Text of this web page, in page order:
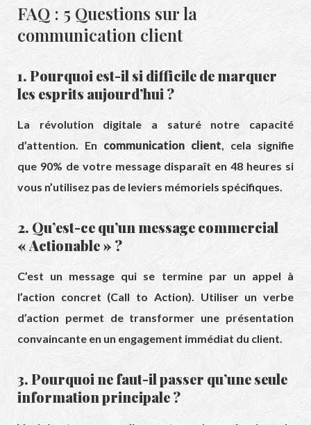
FAQ : 5 Questions sur la
communication client
1. Pourquoi est-il si difficile de marquer
les esprits aujourd’hui ?
La révolution digitale a saturé notre capacité
d’attention. En communication client , cela signifie
que 90% de votre message disparaît en 48 heures si
vous n’utilisez pas de leviers mémoriels spécifiques.
2. Qu’est-ce qu’un message commercial
« Actionable » ?
C’est un message qui se termine par un appel à
l’action concret (Call to Action). Utiliser un verbe
d’action permet de transformer une présentation
convaincante en un engagement immédiat du client.
3. Pourquoi ne faut-il passer qu’une seule
information principale ?